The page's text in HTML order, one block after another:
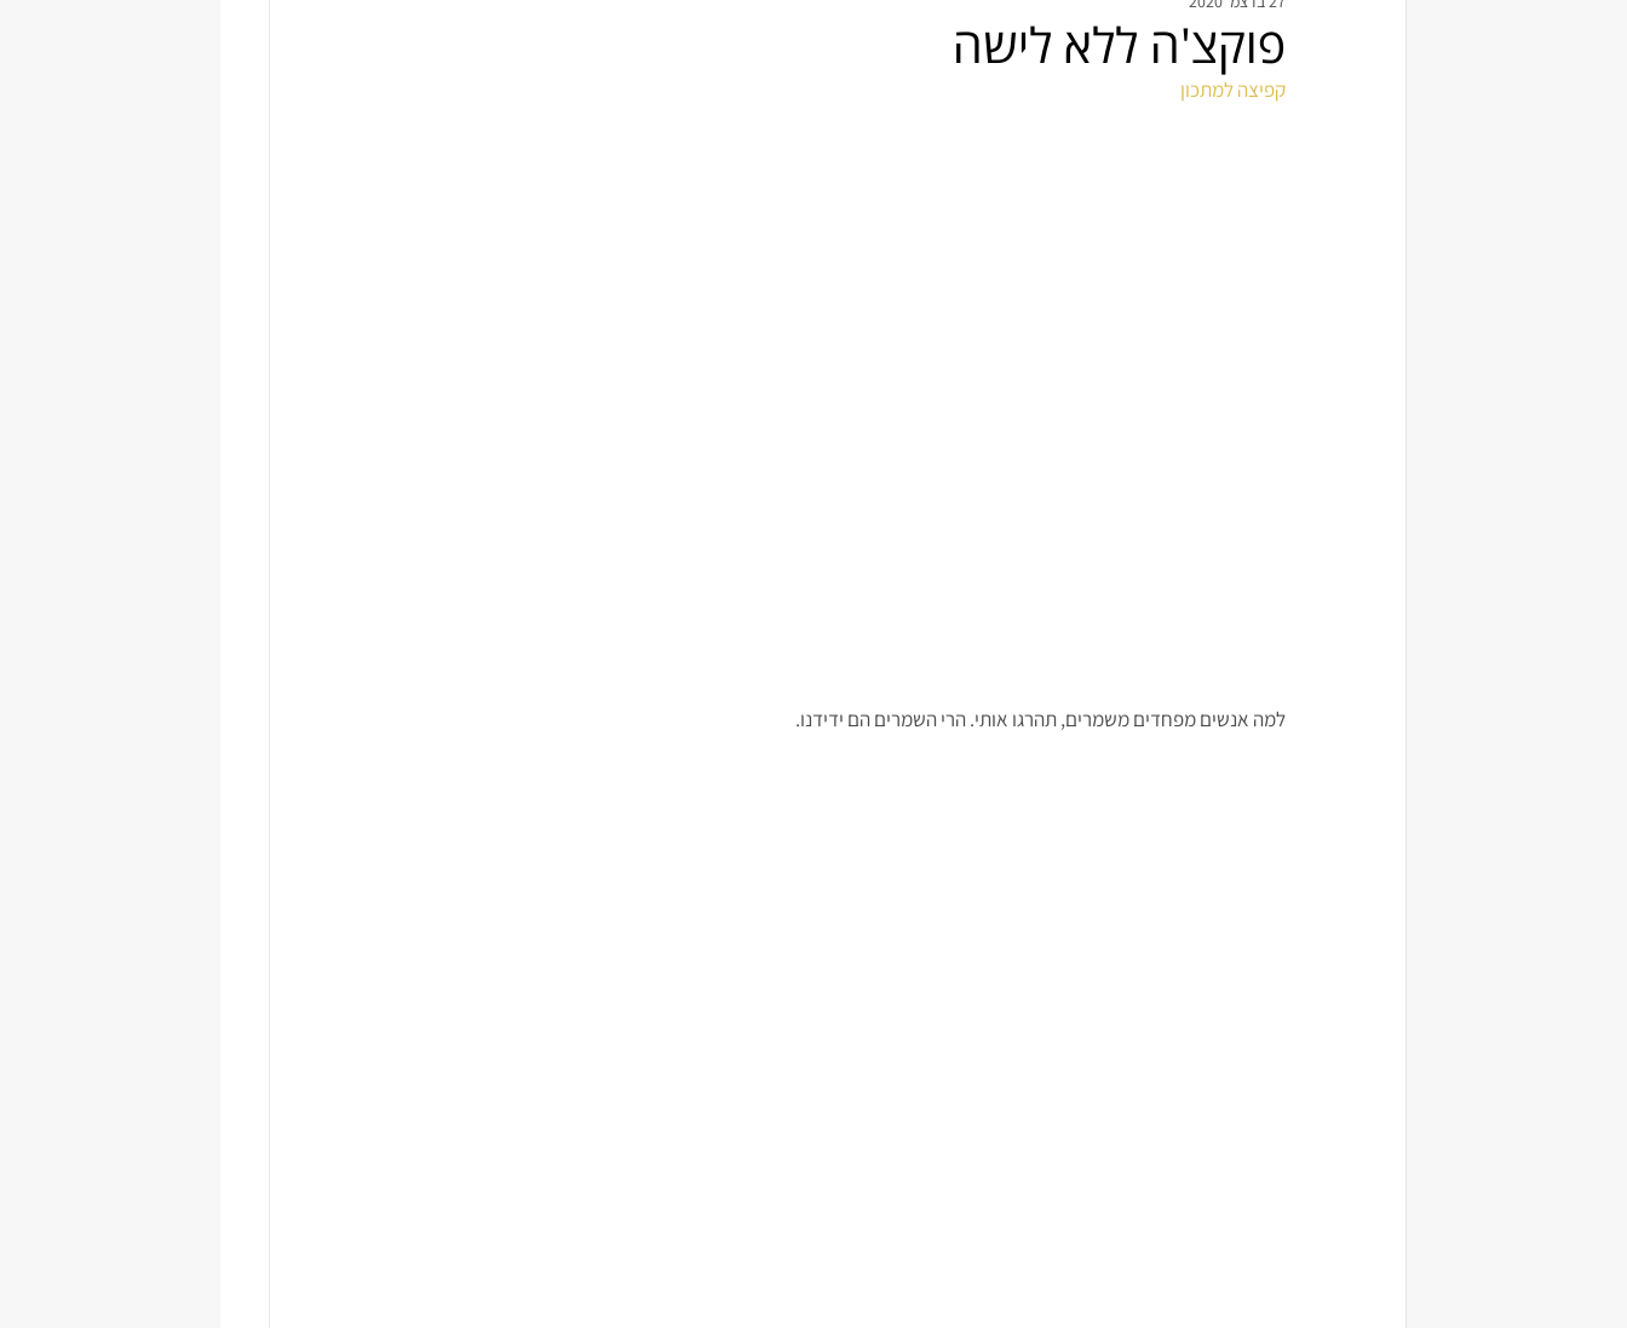
פוקצ'ה ללא לישה
קפיצה למתכון
למה אנשים מפחדים משמרים, תהרגו אותי. הרי השמרים הם ידידנו.